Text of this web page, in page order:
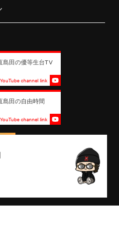
島田の優等生台TV
YouTube channel link
島田の自由時間
YouTube channel link